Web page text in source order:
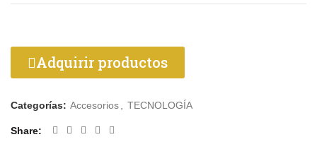
Adquirir productos
Categorías: Accesorios TECNOLOGÍA
Share